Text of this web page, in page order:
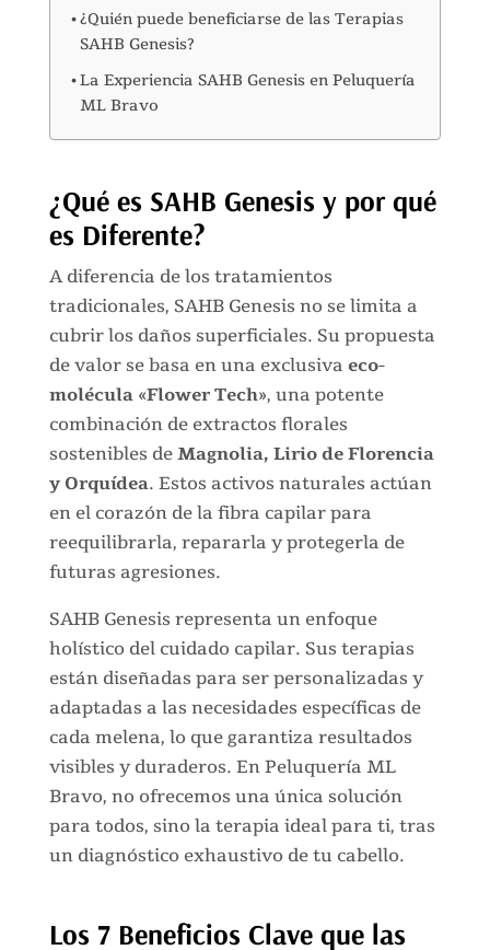
¿Quién puede beneficiarse de las Terapias
SAHB Genesis?
La Experiencia SAHB Genesis en Peluquería
ML Bravo
¿Qué es SAHB Genesis y por qué
es Diferente?
A diferencia de los tratamientos
tradicionales, SAHB Genesis no se limita a
cubrir los daños superficiales. Su propuesta
de valor se basa en una exclusiva eco-
molécula «Flower Tech», una potente
combinación de extractos florales
sostenibles deMagnolia, Lirio de Florencia
y Orquídea. Estos activos naturales actúan
en el corazón de la fibra capilar para
reequilibrarla, repararla y protegerla de
futuras agresiones.
SAHB Genesis representa un enfoque
holístico del cuidado capilar. Sus terapias
están diseñadas para ser personalizadas y
adaptadas a las necesidades específicas de
cada melena, lo que garantiza resultados
visibles y duraderos. En Peluquería ML
Bravo, no ofrecemos una única solución
para todos, sino la terapia ideal para ti, tras
un diagnóstico exhaustivo de tu cabello.
Los 7 Beneficios Clave que las